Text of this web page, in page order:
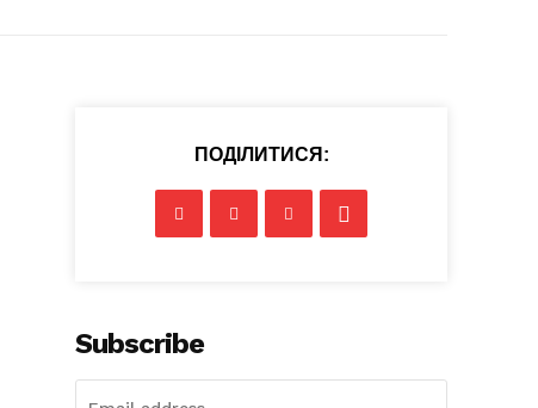
ПОДІЛИТИСЯ:
Subscribe